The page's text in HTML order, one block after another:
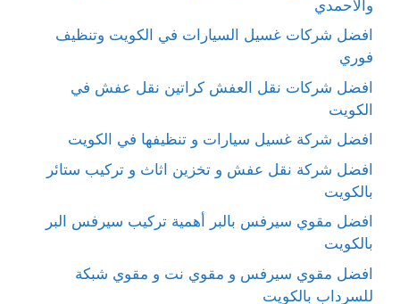
والاحمدي
افضل شركات غسيل السيارات في الكويت وتنظيف
فوري
افضل شركات نقل العفش كراتين نقل عفش في
الكويت
افضل شركة غسيل سيارات و تنظيفها في الكويت
افضل شركة نقل عفش و تخزين اثاث و تركيب ستائر
بالكويت
افضل مقوي سيرفس بالبر أهمية تركيب سيرفس البر
بالكويت
افضل مقوي سيرفس و مقوي نت و مقوي شبكة
للسرداب بالكويت